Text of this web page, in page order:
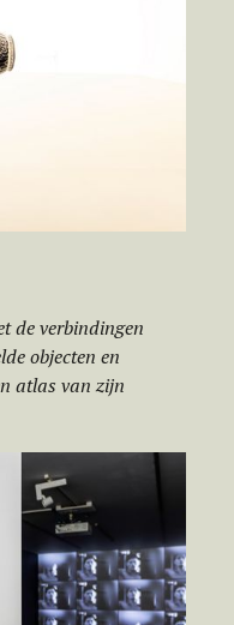
de verbindingen
objecten en
atlas van zijn